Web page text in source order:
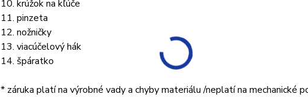
10. krúžok na kľúče
11. pinzeta
12. nožničky
13. viacúčelový hák
14. špáratko
* záruka platí na výrobné vady a chyby materiálu /neplatí na mechanické